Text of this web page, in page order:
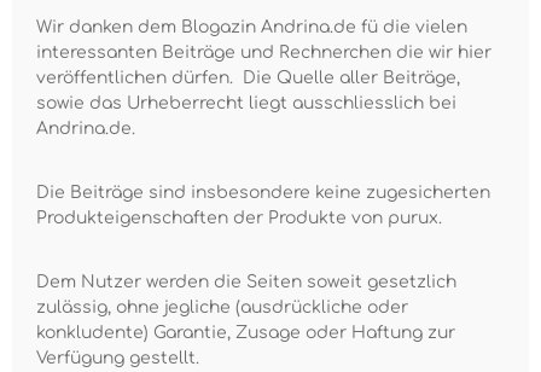
Wir danken dem Blogazin Andrina.de fü die vielen
interessanten Beiträge und Rechnerchen die wir hier
veröffentlichen dürfen. Die Quelle aller Beiträge,
sowie das Urheberrecht liegt ausschliesslich bei
Andrina.de.
Die Beiträge sind insbesondere keine zugesicherten
Produkteigenschaften der Produkte von purux.
Dem Nutzer werden die Seiten soweit gesetzlich
zulässig, ohne jegliche (ausdrückliche oder
konkludente) Garantie, Zusage oder Haftung zur
Verfügung gestellt.